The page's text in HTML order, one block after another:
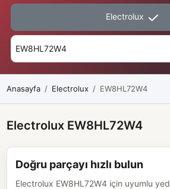
Electrolux
Anasayfa Electrolux EW8HL72W4
Electrolux EW8HL72W4
Doğru parçayı hızlı bulun
Electrolux EW8HL72W4 için uyumlu